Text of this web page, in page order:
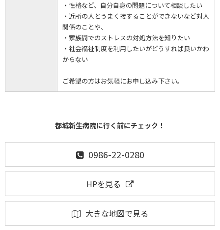
・性格など、自分自身の問題について相談したい
・近所の人とうまく接することができないなど対人
関係のことや、
・家族間でのストレスの対処方法を知りたい
・社会福祉制度を利用したいがどうすれば良いかわ
からない
ご希望の方はお気軽にお申し込み下さい。
都城新生病院に行く前にチェック！
0986-22-0280
HPを見る
大きな地図で見る